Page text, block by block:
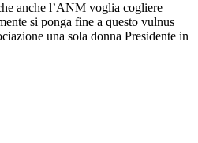
anche l’ANM voglia cogliere
si ponga fine a questo vulnus
una sola donna Presidente in